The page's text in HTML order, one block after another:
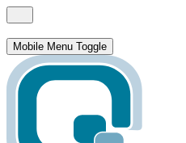
Mobile Menu Toggle